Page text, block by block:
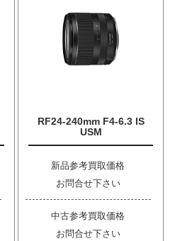
RF24-240mm F4-6.3 IS
USM
新品参考買取価格
お問合せ下さい
中古参考買取価格
お問合せ下さい